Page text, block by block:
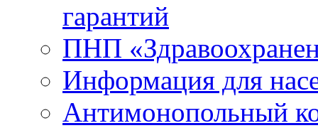
гарантий
ПНП
Информация для
Антимонопольный